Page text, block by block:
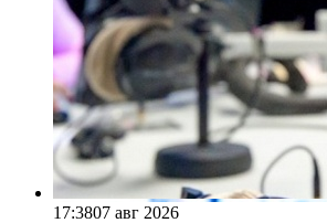
17:3807 авг 2026